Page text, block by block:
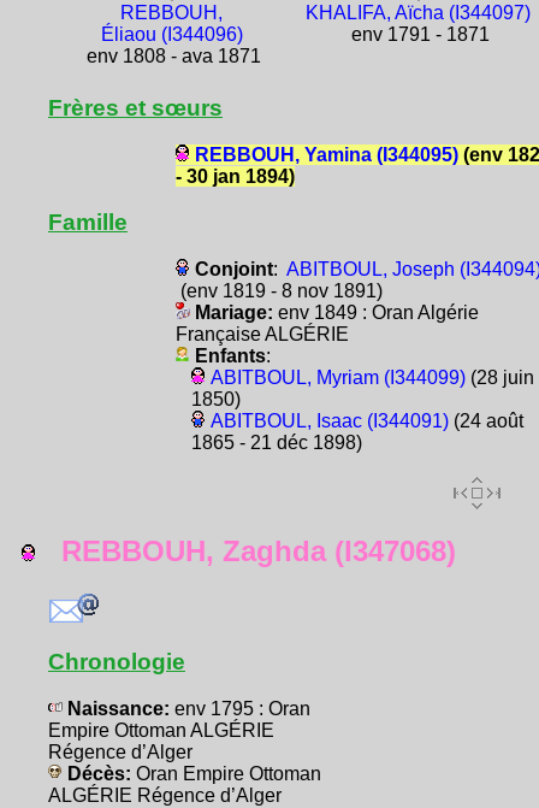
REBBOUH,
Éliaou (I344096)
env 1808 - ava 1871
KHALIFA, Aïcha (I344097)
env 1791 - 1871
Frères et sœurs
REBBOUH, Yamina (I344095)(env
- 30 jan 1894)
Famille
Conjoint: ABITBOUL, Joseph
(env 1819 - 8 nov 1891)
Mariage: env 1849 : Oran Algérie
Française ALGÉRIE
Enfants:
ABITBOUL, Myriam (I344099)(28 juin
1850)
ABITBOUL, Isaac (I344091)(24 août
1865 - 21 déc 1898)
REBBOUH, Zaghda (I347068)
Chronologie
Naissance: env 1795 : Oran
Empire Ottoman ALGÉRIE
Régence d’Alger
Décès: Oran Empire Ottoman
ALGÉRIE Régence d’Alger